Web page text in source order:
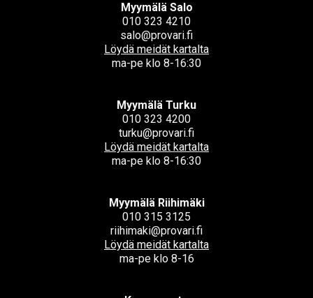
Myymälä Salo
010 323 4210
salo@provari.fi
Löydä meidät kartalta
ma-pe klo 8-16:30
Myymälä Turku
010 323 4200
turku@provari.fi
Löydä meidät kartalta
ma-pe klo 8-16:30
Myymälä Riihimäki
010 315 3125
riihimaki@provari.fi
Löydä meidät kartalta
ma-pe klo 8-16